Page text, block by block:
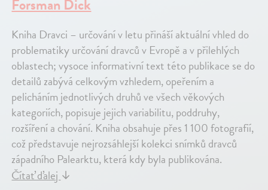
Forsman Dick
Kniha Dravci – určování v letu přináší aktuální vhled do
problematiky určování dravců v Evropě a v přilehlých
oblastech; vysoce informativní text této publikace se do
detailů zabývá celkovým vzhledem, opeřením a
pelicháním jednotlivých druhů ve všech věkových
kategoriích, popisuje jejich variabilitu, poddruhy,
rozšíření a chování. Kniha obsahuje přes 1 100 fotografií,
což představuje nejrozsáhlejší kolekci snímků dravců
západního Palearktu, která kdy byla publikována.
Čítať ďalej↓